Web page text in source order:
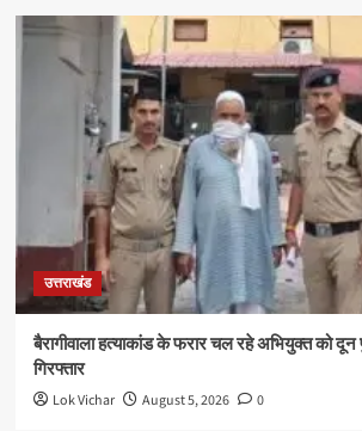
उत्तराखंड
बैरागीवाला हत्याकांड के फरार चल रहे अभियुक्त को दून
गिरफ्तार
Lok Vichar August 5, 2026 0